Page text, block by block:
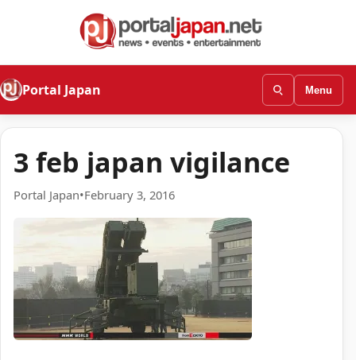
Portal Japan Menu
3 feb japan vigilance
Portal Japan•February 3, 2016